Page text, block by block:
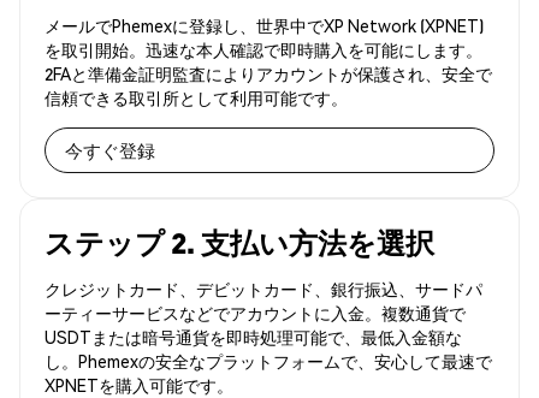
メールでPhemexに登録し、世界中でXP Network (XPNET)
を取引開始。迅速な本人確認で即時購入を可能にします。
2FAと準備金証明監査によりアカウントが保護され、安全で
信頼できる取引所として利用可能です。
今すぐ登録
ステップ 2. 支払い方法を選択
クレジットカード、デビットカード、銀行振込、サードパ
ーティーサービスなどでアカウントに入金。複数通貨で
USDTまたは暗号通貨を即時処理可能で、最低入金額な
し。Phemexの安全なプラットフォームで、安心して最速で
XPNETを購入可能です。